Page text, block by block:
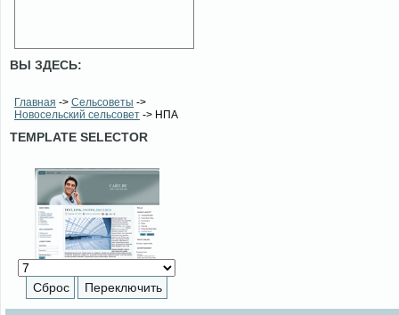
ВЫ ЗДЕСЬ:
Главная -> Сельсоветы ->
Новосельский сельсовет -> НПА
TEMPLATE SELECTOR